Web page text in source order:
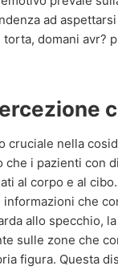
ad
domani avr?
cruciale nella
che i pazienti con
al corpo e al
che
allo specchio,
sulle zone che
figura. Questa